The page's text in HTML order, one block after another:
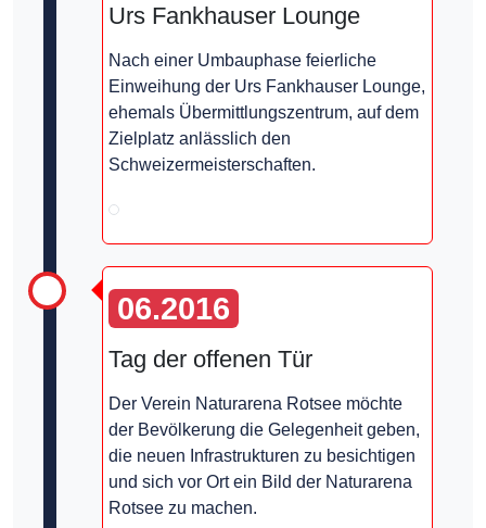
Urs Fankhauser Lounge
Nach einer Umbauphase feierliche
Einweihung der Urs Fankhauser Lounge,
ehemals Übermittlungszentrum, auf dem
Zielplatz anlässlich den
Schweizermeisterschaften.
06.2016
Tag der offenen Tür
Der Verein Naturarena Rotsee möchte
der Bevölkerung die Gelegenheit geben,
die neuen Infrastrukturen zu besichtigen
und sich vor Ort ein Bild der Naturarena
Rotsee zu machen.